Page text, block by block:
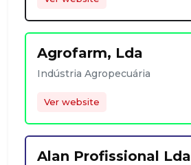
Agrofarm, Lda
Indústria Agropecuária
Ver website
Alan Profissional Lda